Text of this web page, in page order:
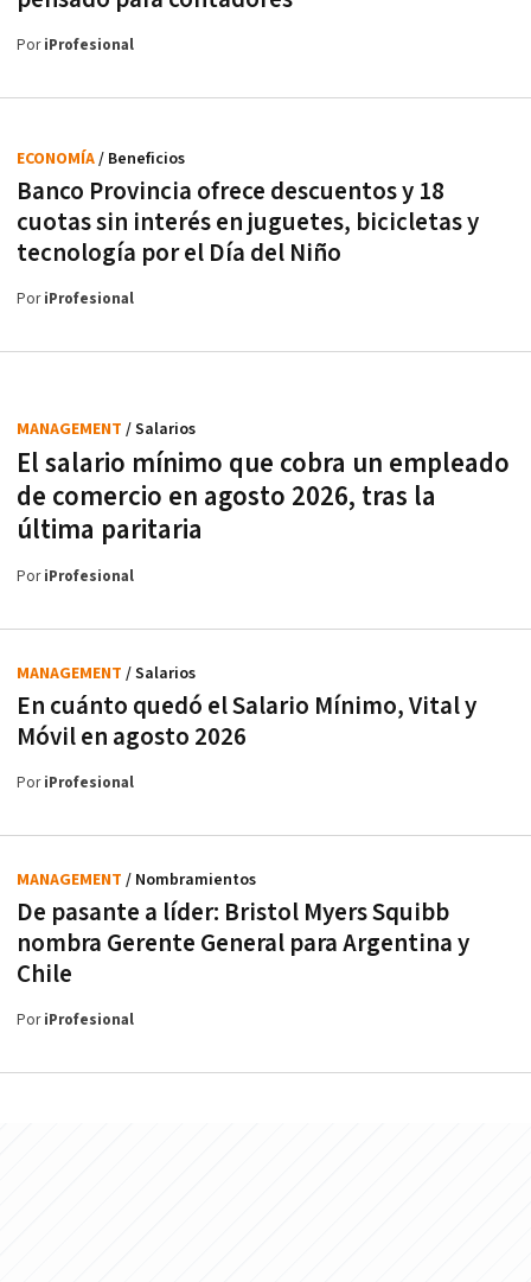
PoriProfesional
Banco Provincia ofrece descuentos y 18
cuotas sin interés en juguetes, bicicletas y
tecnología por el Día del Niño
ECONOMÍA/ Beneficios
PoriProfesional
El salario mínimo que cobra un empleado
de comercio en agosto 2026, tras la
última paritaria
MANAGEMENT / Salarios
PoriProfesional
En cuánto quedó el Salario Mínimo, Vital y
Móvil en agosto 2026
MANAGEMENT / Salarios
PoriProfesional
De pasante a líder: Bristol Myers Squibb
nombra Gerente General para Argentina y
Chile
MANAGEMENT / Nombramientos
PoriProfesional